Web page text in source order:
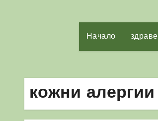
Начало здраве
кожни алергии